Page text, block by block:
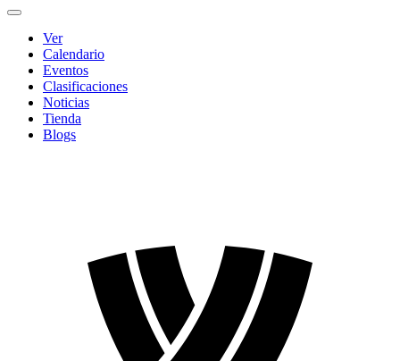
Ver
Calendario
Eventos
Clasificaciones
Noticias
Tienda
Blogs